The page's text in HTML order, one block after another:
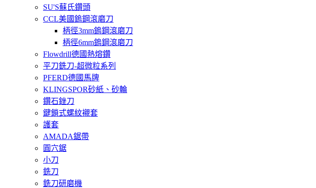
SU'S蘇氏鑽頭
CCL美國鎢鋼滾磨刀
柄徑3mm鎢鋼滾磨刀
柄徑6mm鎢鋼滾磨刀
Flowdrill德國熱熔鑽
平刀銑刀-超微粒系列
PFERD德國馬牌
KLINGSPOR砂紙、砂輪
鑽石銼刀
鍵鎖式螺紋襯套
護套
AMADA鋸帶
圓穴鋸
小刀
銑刀
銑刀研磨機